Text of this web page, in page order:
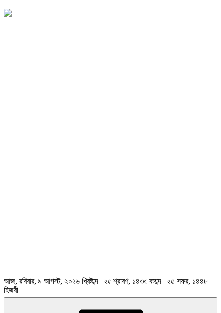
আজ, রবিবার, ৯ আগস্ট, ২০২৬ খ্রিষ্টাব্দ | ২৫ শ্রাবণ, ১৪৩৩ বঙ্গাব্দ | ২৫ সফর, ১৪৪৮
হিজরী